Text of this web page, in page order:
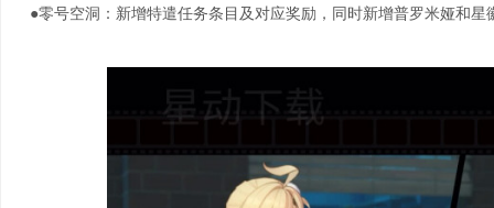
●零号空洞：新增特遣任务条目及对应奖励，同时新增普罗米娅和星